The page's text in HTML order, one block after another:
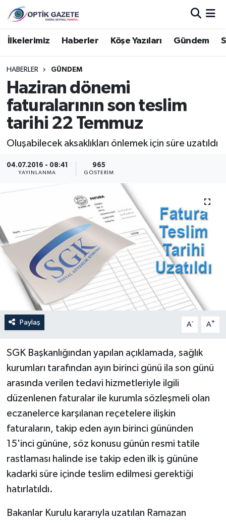
İlkelerimiz Haberler Köşe Yazıları Gündem
HABERLER GÜNDEM
Haziran dönemi
faturalarının son teslim
tarihi 22 Temmuz
Oluşabilecek aksaklıkları önlemek için süre uzatıldı
04.07.2016 - 08:41
YAYINLANMA
965
GÖSTERIM
Paylaş A- A+
SGK Başkanlığından yapılan açıklamada, sağlık
kurumları tarafından ayın birinci günü ila son günü
arasında verilen tedavi hizmetleriyle ilgili
düzenlenen faturalar ile kurumla sözleşmeli olan
eczanelerce karşılanan reçetelere ilişkin
faturaların, takip eden ayın birinci gününden
15'inci gününe, söz konusu günün resmi tatile
rastlaması halinde ise takip eden ilk iş gününe
kadarki süre içinde teslim edilmesi gerektiği
hatırlatıldı.
Bakanlar Kurulu kararıyla uzatılan Ramazan
Nöbetçi Eczaneler
Hava Durumu
İstanbul Namaz Vakitleri
Trafik Durumu
Süper Lig Puan Durumu ve Fikstür
Tüm Manşetler
Haber Arşivi